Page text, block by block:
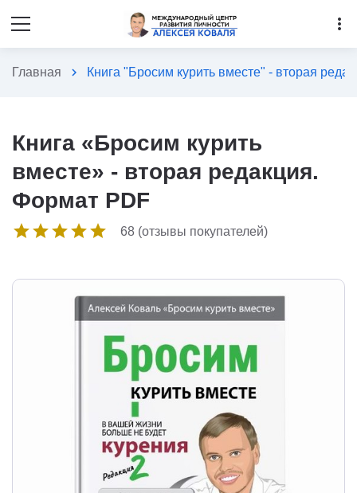
more_vert
Главная chevron_right Книга "Бросим курить вместе" - вторая
Книга «Бросим курить
вместе» - вторая редакция.
Формат PDF
starstarstarstarstar 68 (отзывы покупателей)